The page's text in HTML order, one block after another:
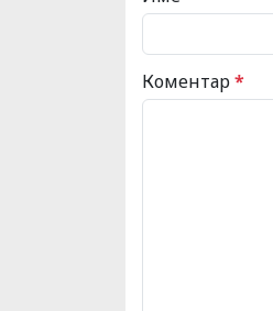
Коментар*